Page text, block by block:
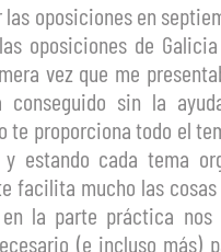
las oposiciones en
oposiciones de
vez que me
sin la
te proporciona todo el
estando cada tema
facilita mucho las
la parte práctica nos
(e incluso más)